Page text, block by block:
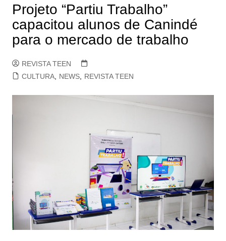
Projeto “Partiu Trabalho”
capacitou alunos de Canindé
para o mercado de trabalho
REVISTA TEEN
CULTURA, NEWS, REVISTA TEEN